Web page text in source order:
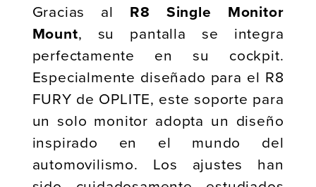
Gracias al R8 Single Monitor
Mount, su pantalla se integra
perfectamente en su cockpit.
Especialmente diseñado para el R8
FURY de OPLITE, este soporte para
un solo monitor adopta un diseño
inspirado en el mundo del
automovilismo. Los ajustes han